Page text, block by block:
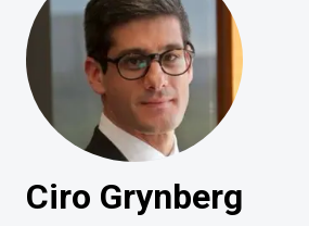
Ciro Grynberg